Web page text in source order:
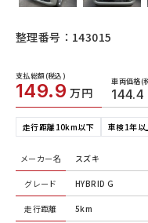
整理番号：143015
支払総額(税込)
149.9 万円
車両価格(
144.4
走行距離10km以下 車検1年以
メーカー名 スズキ
グレード HYBRID G
走行距離 5km